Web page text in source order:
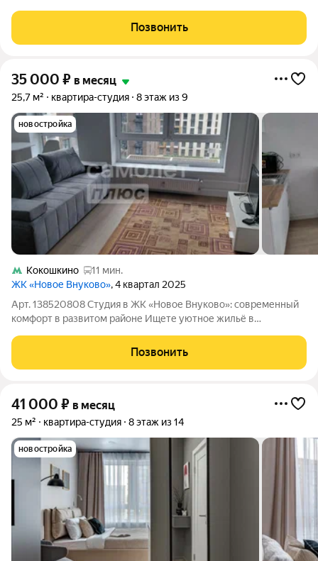
отдыха на свежем воздухе. Тихий и
Позвонить
35 000 ₽ в месяц
25,7 м² квартира-студия 8 этаж из 9
новостройка
Кокошкино
11 мин.
ЖК «Новое Внуково», 4 квартал 2025
Арт. 138520808 Студия в ЖК «Новое Внуково»: современный
комфорт в развитом районе Ищете уютное жильё в
и функциональная студия в современном ЖК «Новое Внуково»
уже готова к заселению: в ней
Позвонить
41 000 ₽ в месяц
25 м² квартира-студия 8 этаж из 14
новостройка